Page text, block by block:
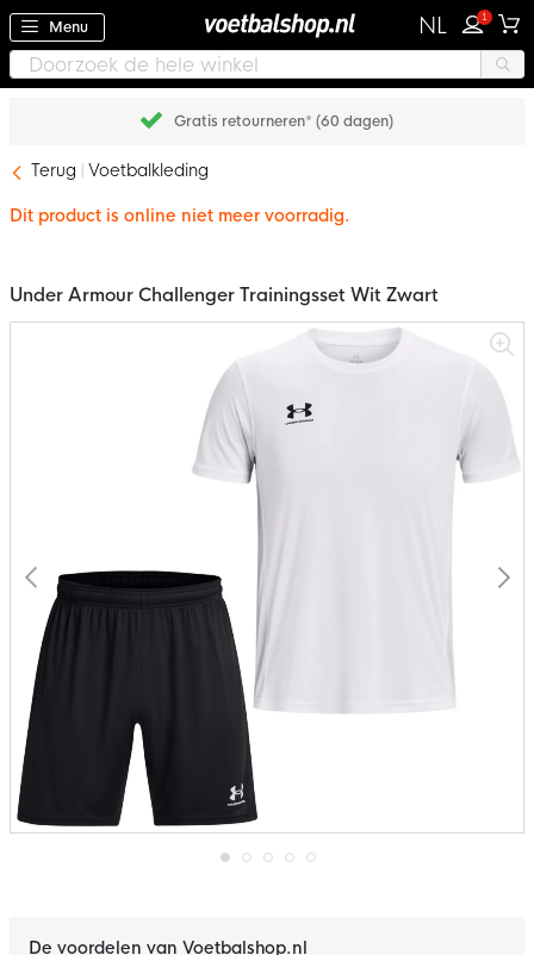
Menu NL 1
Gratis retourneren* (60 dagen)
Terug Voetbalkleding
Dit product is online niet meer voorradig.
begin
Under Armour Challenger Trainingsset Wit Zwart
De voordelen van Voetbalshop.nl